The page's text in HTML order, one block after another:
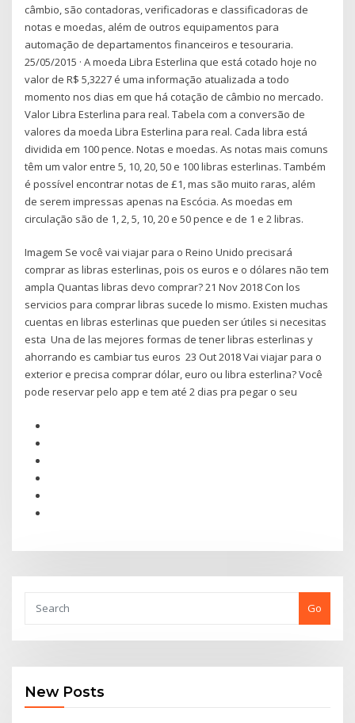
câmbio, são contadoras, verificadoras e classificadoras de
notas e moedas, além de outros equipamentos para
automação de departamentos financeiros e tesouraria.
25/05/2015 · A moeda Libra Esterlina que está cotado hoje no
valor de R$ 5,3227 é uma informação atualizada a todo
momento nos dias em que há cotação de câmbio no mercado.
Valor Libra Esterlina para real. Tabela com a conversão de
valores da moeda Libra Esterlina para real. Cada libra está
dividida em 100 pence. Notas e moedas. As notas mais comuns
têm um valor entre 5, 10, 20, 50 e 100 libras esterlinas. Também
é possível encontrar notas de £1, mas são muito raras, além
de serem impressas apenas na Escócia. As moedas em
circulação são de 1, 2, 5, 10, 20 e 50 pence e de 1 e 2 libras.
Imagem Se você vai viajar para o Reino Unido precisará
comprar as libras esterlinas, pois os euros e o dólares não tem
ampla Quantas libras devo comprar? 21 Nov 2018 Con los
servicios para comprar libras sucede lo mismo. Existen muchas
cuentas en libras esterlinas que pueden ser útiles si necesitas
esta Una de las mejores formas de tener libras esterlinas y
ahorrando es cambiar tus euros 23 Out 2018 Vai viajar para o
exterior e precisa comprar dólar, euro ou libra esterlina? Você
pode reservar pelo app e tem até 2 dias pra pegar o seu
Go
New Posts